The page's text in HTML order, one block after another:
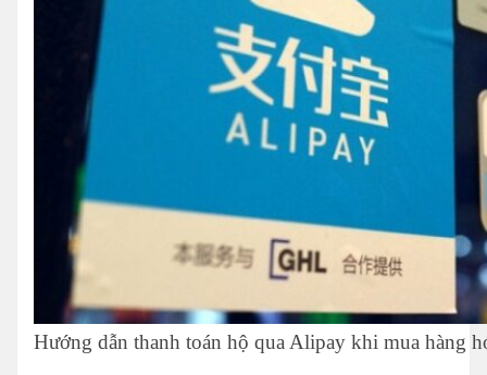
Hướng dẫn thanh toán hộ qua Alipay khi mua hàng